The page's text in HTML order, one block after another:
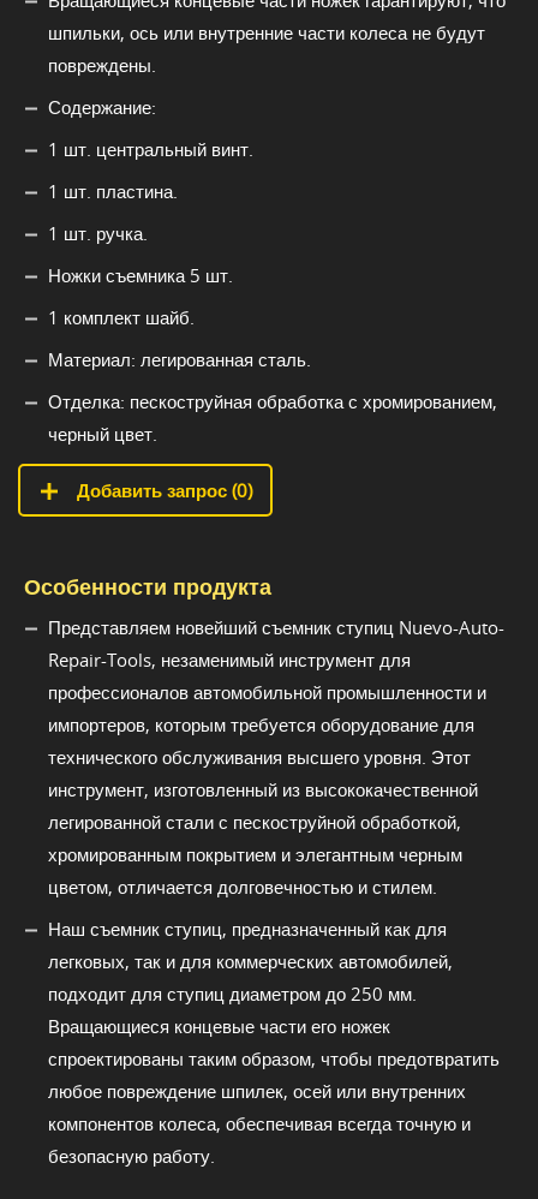
шпильки, ось или внутренние части колеса не будут
повреждены.
Содержание:
1 шт. центральный винт.
1 шт. пластина.
1 шт. ручка.
Ножки съемника 5 шт.
1 комплект шайб.
Материал: легированная сталь.
Отделка: пескоструйная обработка с хромированием,
черный цвет.
Добавить запрос (0)
Особенности продукта
Представляем новейший съемник ступиц Nuevo-Auto-
Repair-Tools, незаменимый инструмент для
профессионалов автомобильной промышленности и
импортеров, которым требуется оборудование для
технического обслуживания высшего уровня. Этот
инструмент, изготовленный из высококачественной
легированной стали с пескоструйной обработкой,
хромированным покрытием и элегантным черным
цветом, отличается долговечностью и стилем.
Наш съемник ступиц, предназначенный как для
легковых, так и для коммерческих автомобилей,
подходит для ступиц диаметром до 250 мм.
Вращающиеся концевые части его ножек
спроектированы таким образом, чтобы предотвратить
любое повреждение шпилек, осей или внутренних
компонентов колеса, обеспечивая всегда точную и
безопасную работу.